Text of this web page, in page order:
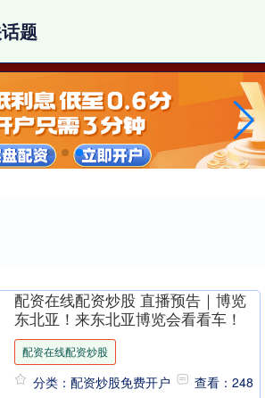
题
配资在线配资炒股 直播预告｜博览
东北亚！来东北亚博览会看看车！
配资在线配资炒股
分类：配资炒股免费开户 查看：248